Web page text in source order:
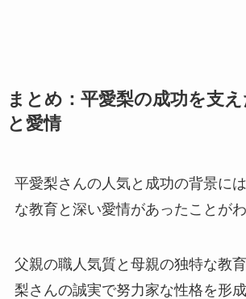
まとめ：平愛梨の成功を支
と愛情
平愛梨さんの人気と成功の背景に
な教育と深い愛情があったことがわ
父親の職人気質と母親の独特な教
梨さんの誠実で努力家な性格を形成